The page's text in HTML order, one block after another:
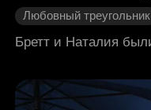
Любовный треугольник
Современная романтика